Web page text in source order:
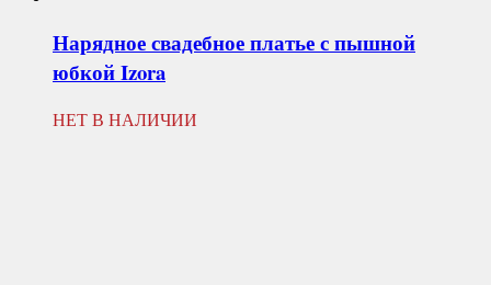
Нарядное свадебное платье с пышной
юбкойIzora
НЕТ В НАЛИЧИИ